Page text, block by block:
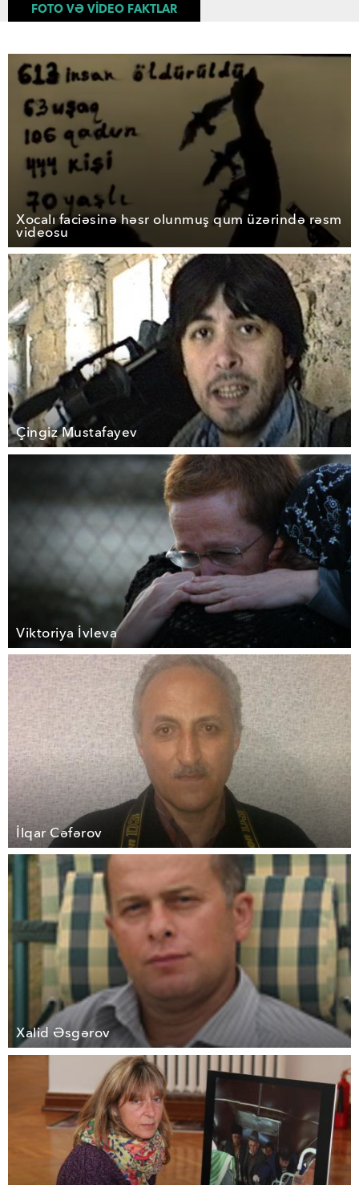
FOTO VƏ VİDEO FAKTLAR
Xocalı faciəsinə həsr olunmuş qum üzərində rəsm
videosu
Çingiz Mustafayev
Viktoriya İvleva
İlqar Cəfərov
Xalid Əsgərov